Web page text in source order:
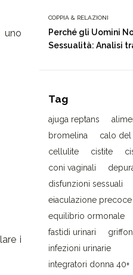
uno
i
COPPIA & RELAZIONI
Perché gli Uomini
Sessualità: Analisi
Tag
ajuga reptans
bromelina
calo del
cellulite
cistite
coni vaginali
disfunzioni sessuali
eiaculazione precoce
equilibrio ormonale
fastidi urinari
infezioni urinarie
integratori donna 40+